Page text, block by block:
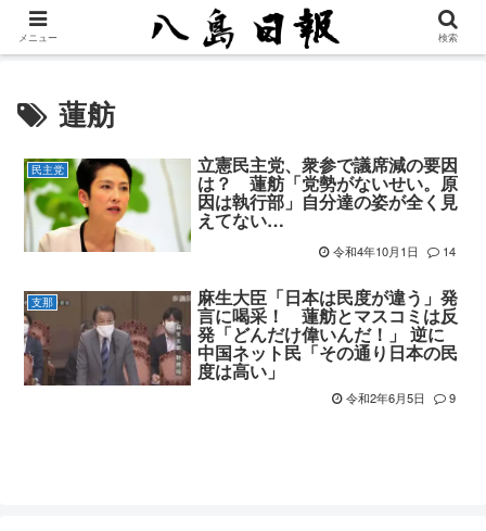
蓮舫
民主党 立憲民主党、衆参で議席減の要因
は？ 蓮舫「党勢がないせい。原
因は執行部」自分達の姿が全く見
えてない…
令和4年10月1日 14
支那 麻生大臣「日本は民度が違う」発
言に喝采！ 蓮舫とマスコミは反
発「どんだけ偉いんだ！」 逆に
中国ネット民「その通り日本の民
度は高い」
令和2年6月5日 9
メニュー 検索